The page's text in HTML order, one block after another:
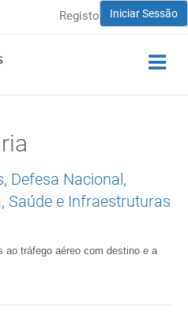
Iniciar Sessão
Registo
Defesa Nacional,
Saúde e Infraestruturas
ao tráfego aéreo com destino e a